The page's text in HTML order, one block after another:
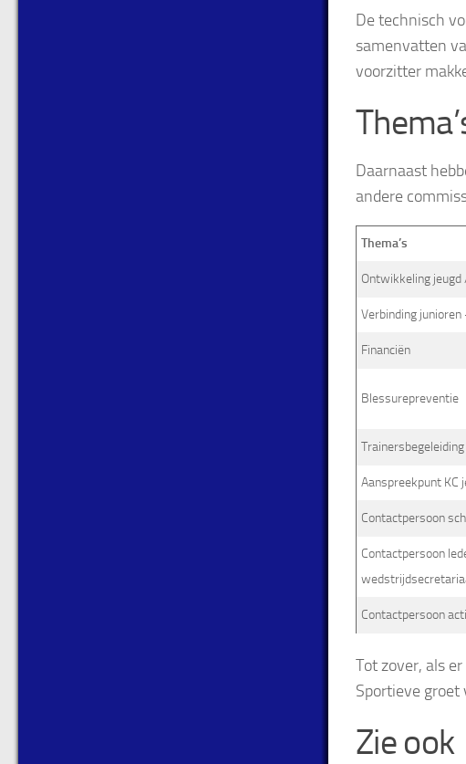
De technisch
samenvatten
voorzitter
Daarnaast
andere
Thema’s
Ontwikkeling jeugd
Verbinding
Financiën
Blessurepreventie
Trainersbegeleiding
Aanspreekpunt KC
Contactpersoon
Contactpersoon
Contactpersoon
Tot zover, als
Sportieve
Zie ook